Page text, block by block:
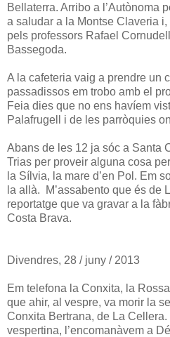
Bellaterra. Arribo a l’Autònoma
a saludar a la Montse Claveria i,
pels professors Rafael
Bassegoda.
A la cafeteria vaig a prendre un
passadissos em trobo amb el
Feia dies que no ens havíem
Palafrugell i de les parròquies
Abans de les 12 ja sóc a Santa
Trias per proveir alguna cosa
la Sílvia, la mare d’en Pol. Em
la allà. M’assabento que és de
reportatge que va gravar a la
Costa Brava.
Divendres, 28 / juny / 2013
Em telefona la Conxita, la
que ahir, al vespre, va morir la
Conxita Bertrana, de La
vespertina, l’encomanàvem a